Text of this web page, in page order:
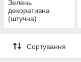
Зелень
декоративна
(штучна)
Сортування